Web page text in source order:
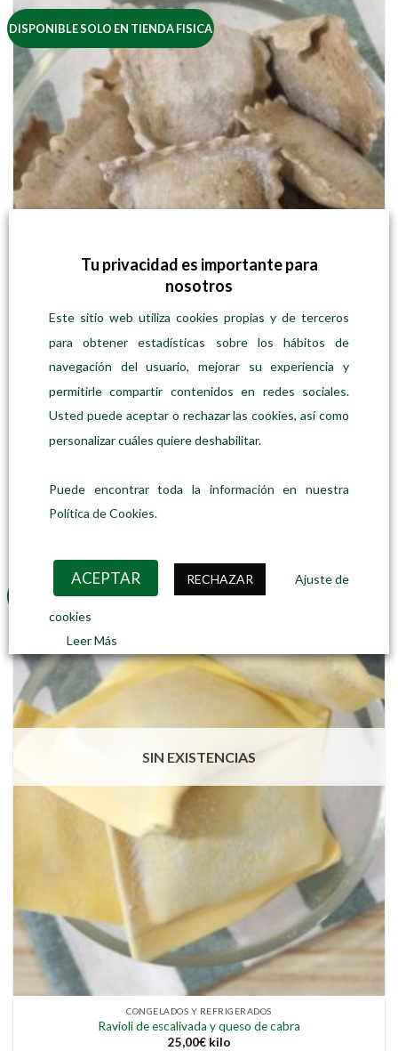
múltiples
variantes.
Las
se
pueden
en
la
página
de
DISPONIBLE SOLO EN TIENDA FISICA
CONGELADOS Y REFRIGERADOS
DISPONIBLE SOLO EN TIENDA FISICA
SIN EXISTENCIAS
CONGELADOS Y REFRIGERADOS
Ravioli de escalivada y queso de cabra
25,00€kilo
Tu privacidad es importante para
nosotros
Este sitio web utiliza cookies propias y de terceros
para obtener estadísticas sobre los hábitos de
navegación del usuario, mejorar su experiencia y
permitirle compartir contenidos en redes sociales.
Usted puede aceptar o rechazar las cookies, así como
personalizar cuáles quiere deshabilitar.
Puede encontrar toda la información en nuestra
Política de Cookies.
ACEPTAR RECHAZAR Ajuste de
cookies
Leer Más